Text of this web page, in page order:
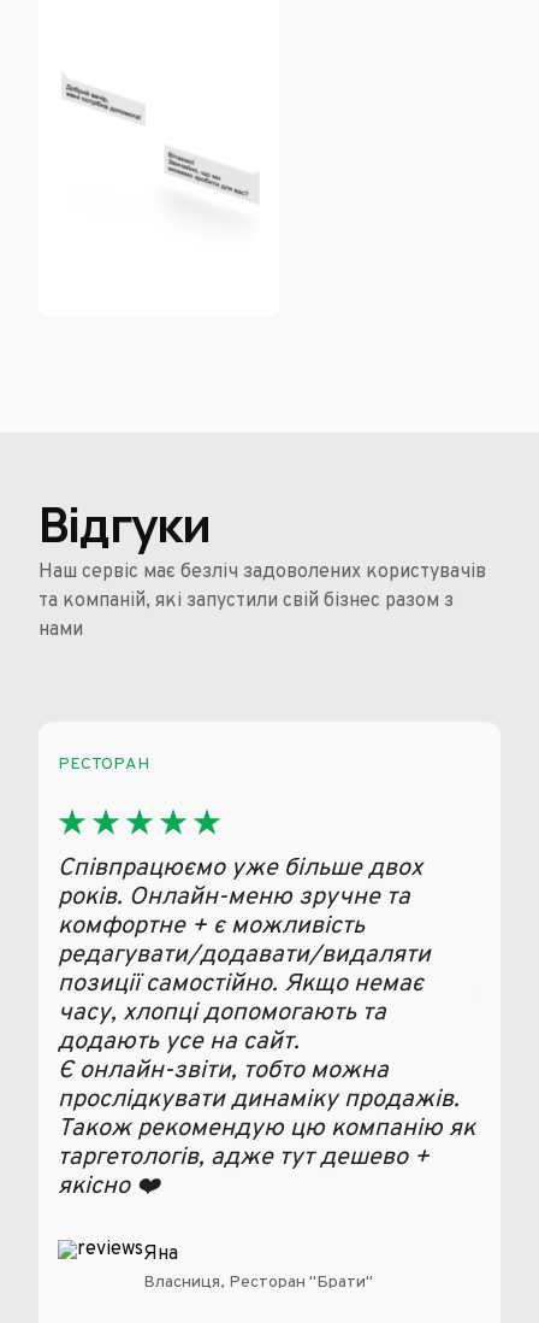
Відгуки
Наш сервіс має безліч задоволених користувачів
та компаній, які запустили свій бізнес разом з
нами
РЕСТОРАН
Співпрацюємо уже більше двох
років. Онлайн-меню зручне та
комфортне + є можливість
редагувати/додавати/видаляти
позиції самостійно. Якщо немає
часу, хлопці допомогають та
додають усе на сайт.
Є онлайн-звіти, тобто можна
прослідкувати динаміку продажів.
Також рекомендую цю компанію як
таргетологів, адже тут дешево +
якісно ❤️
Яна
Власниця, Ресторан "Брати"